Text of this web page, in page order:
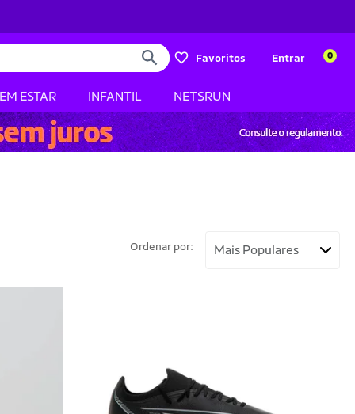
Favoritos Entrar 0
ESTAR INFANTIL NETSRUN
Ordenar por: